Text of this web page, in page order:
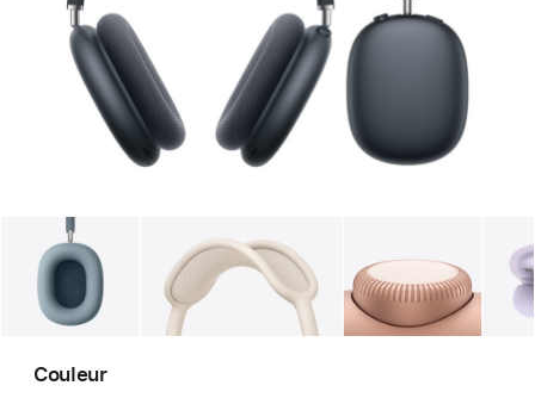
Galerie Image 1 Galerie Image 2 Galerie
Couleur